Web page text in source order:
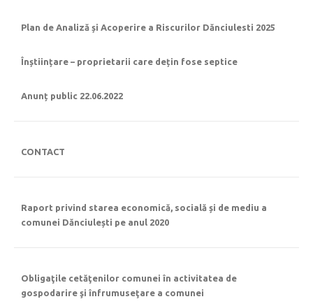
Plan de Analiză și Acoperire a Riscurilor Dănciulesti 2025
Înștiințare – proprietarii care dețin fose septice
Anunț public 22.06.2022
CONTACT
Raport privind starea economică, socială și de mediu a
comunei Dănciulești pe anul 2020
Obligaţile cetăţenilor comunei în activitatea de
gospodarire şi înfrumuseţare a comunei